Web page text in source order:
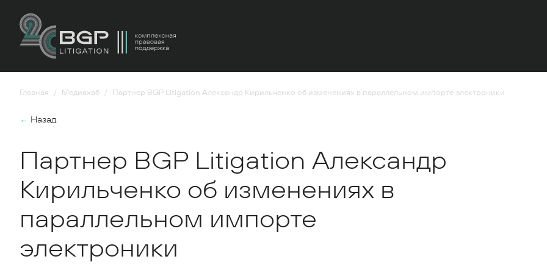
Главная Медиахаб Партнер BGP Litigation Александр Кирильченко об изменениях в параллельном импорте электроники
← Назад
Партнер BGP Litigation Александр
Кирильченко об изменениях в
параллельном импорте
электроники